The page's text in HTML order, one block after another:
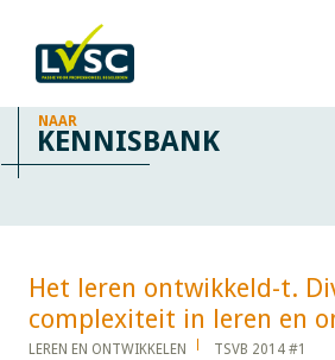
NAAR
KENNISBANK
Het leren ontwikkeld-t.
complexiteit in leren en
LEREN EN ONTWIKKELEN TSVB 2014 #1